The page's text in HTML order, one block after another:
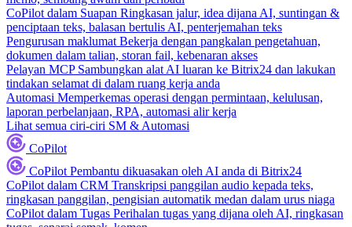
CoPilot dalam Suapan Ringkasan jalur, idea dijana AI, suntingan &
penciptaan teks, balasan bertulis AI, penterjemahan teks
Pengurusan maklumat Bekerja dengan pangkalan pengetahuan,
dokumen dalam talian, storan fail, kebenaran akses
Pelayan MCP Sambungkan alat AI luaran ke Bitrix24 dan lakukan
tindakan selamat di dalam ruang kerja anda
Automasi Memperkemas operasi dengan permintaan, kelulusan,
laporan perbelanjaan, RPA, automasi alir kerja
Lihat semua ciri-ciri SM & Automasi
CoPilot
CoPilot Pembantu dikuasakan oleh AI anda di Bitrix24
CoPilot dalam CRM Transkripsi panggilan audio kepada teks,
ringkasan panggilan, pengisian automatik medan dalam urus niaga
CoPilot dalam Tugas Perihalan tugas yang dijana oleh AI, ringkasan